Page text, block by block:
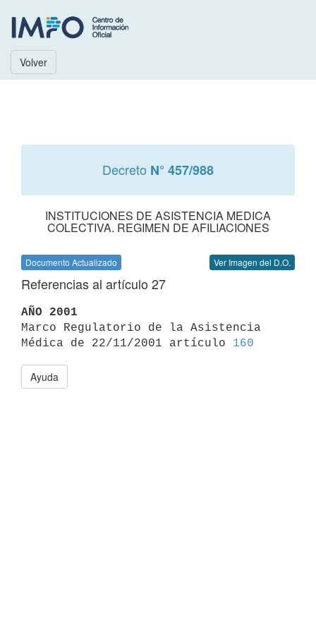
Volver
Decreto N° 457/988
INSTITUCIONES DE ASISTENCIA MEDICA
COLECTIVA. REGIMEN DE AFILIACIONES
Documento Actualizado Ver Imagen del D.O.
Referencias al artículo 27
AÑO 2001
Marco Regulatorio de la Asistencia
Médica de 22/11/2001 artículo 160
Ayuda